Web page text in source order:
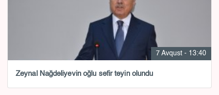
7 Avqust - 13:40
Zeynal Nağdəliyevin oğlu səfir təyin olundu